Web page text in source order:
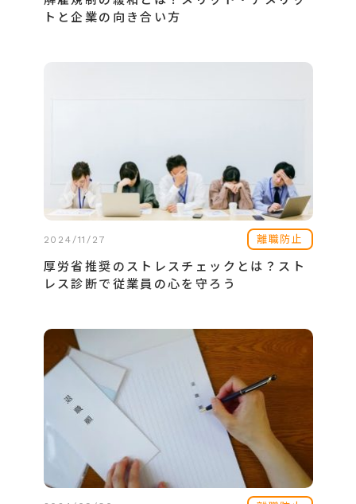
トと企業の向き合い方
2024/11/27 離職防止
厚労省推奨のストレスチェックとは？スト
レス診断で従業員の心を守ろう